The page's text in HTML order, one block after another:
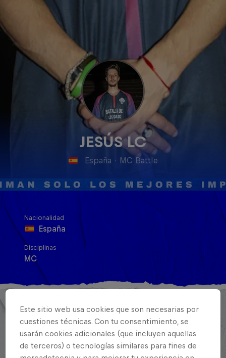
JESÚS LC
España · MC Battle
Nacionalidad
España
Disciplinas
MC
La historia de Jesús LC en la Red Bull parece
sacada del guión de una película a pesar de
abarcar tan solo un año.
En 2019, su nombre no apareció en la lista de los
Este sitio web usa cookies que son necesarias por
cuestiones técnicas. Con tu consentimiento, se
usarán cookies adicionales (que incluyen aquellas
de terceros) o tecnologías similares para fines de